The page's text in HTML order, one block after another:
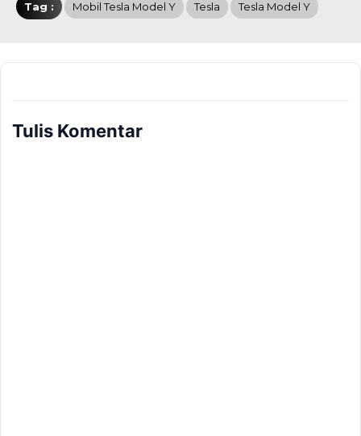
Tag : Mobil Tesla Model Y Tesla Tesla Model Y
Tulis Komentar